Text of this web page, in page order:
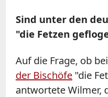
Sind unter den
"die Fetzen
Auf die Frage, ob
der Bischöfe "die
antworteteWilmer,